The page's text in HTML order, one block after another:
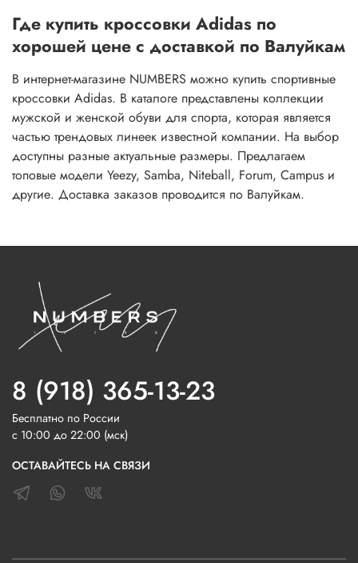
Где купить кроссовки Adidas по
хорошей цене с доставкой по Валуйкам
В интернет-магазине NUMBERS можно купить спортивные
кроссовки Adidas. В каталоге представлены коллекции
мужской и женской обуви для спорта, которая является
частью трендовых линеек известной компании. На выбор
доступны разные актуальные размеры. Предлагаем
топовые модели Yeezy, Samba, Niteball, Forum, Campus и
другие. Доставка заказов проводится по Валуйкам.
8 (918) 365-13-23
Бесплатно по России
с 10:00 до 22:00 (мск)
ОСТАВАЙТЕСЬ НА СВЯЗИ